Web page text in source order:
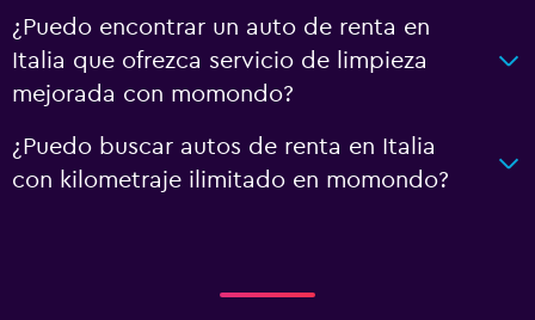
¿Puedo encontrar un auto de renta en
Italia que ofrezca servicio de limpieza
mejorada con momondo?
¿Puedo buscar autos de renta en Italia
con kilometraje ilimitado en momondo?